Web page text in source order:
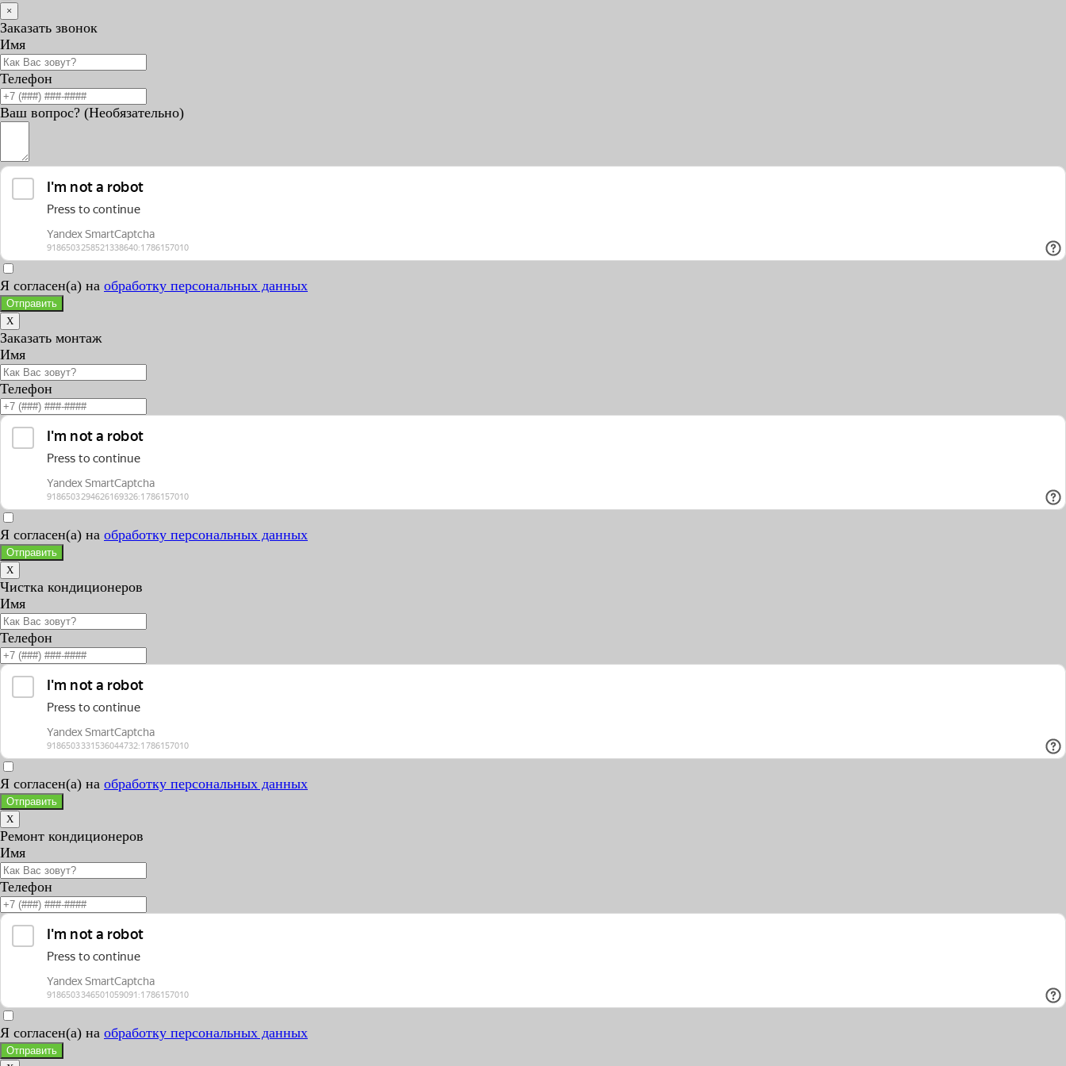
×
Заказать звонок
Имя
Телефон
Ваш вопрос? (Необязательно)
Я согласен(а) на обработку персональных данных
Отправить
X
Заказать монтаж
Имя
Телефон
Я согласен(а) на обработку персональных данных
Отправить
X
Чистка кондиционеров
Имя
Телефон
Я согласен(а) на обработку персональных данных
Отправить
X
Ремонт кондиционеров
Имя
Телефон
Я согласен(а) на обработку персональных данных
Отправить